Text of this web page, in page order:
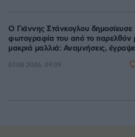
Ο Γιάννης Στάνκογλου δημοσίευσε
φωτογραφία του από το παρελθόν
μακριά μαλλιά: Αναμνήσεις, έγραψε
07.08.2026, 09:09